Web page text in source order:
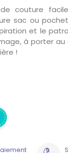
couture
sac ou
et le
à porter au
!